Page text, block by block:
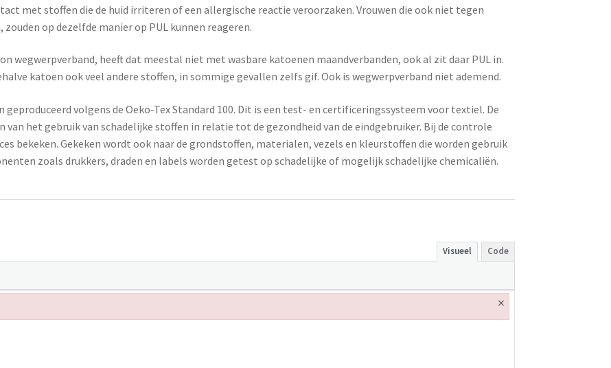
met stoffen die de huid irriteren of een allergische reactie veroorzaken. Vrouwen die ook niet tegen
op dezelfde manier op PUL kunnen reageren.
wegwerpverband, heeft dat meestal niet met wasbare katoenen maandverbanden, ook al zit daar PUL in.
katoen ook veel andere stoffen, in sommige gevallen zelfs gif. Ook is wegwerpverband niet ademend.
geproduceerd volgens de Oeko-Tex Standard 100. Dit is een test- en certificeringssysteem voor textiel. De
het gebruik van schadelijke stoffen in relatie tot de gezondheid van de eindgebruiker. Bij de controle
bekeken. Gekeken wordt ook naar de grondstoffen, materialen, vezels en kleurstoffen die worden gebruik
zoals drukkers, draden en labels worden getest op schadelijke of mogelijk schadelijke chemicaliën.
Visueel Code
×